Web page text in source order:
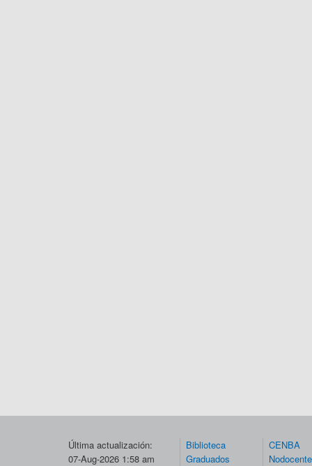
Última actualización:
07-Aug-2026 1:58 am
Biblioteca
Graduados
CENBA